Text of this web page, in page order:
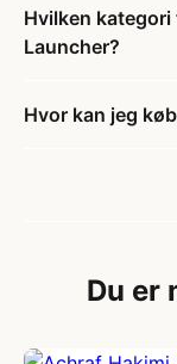
Hvilken
Launcher?
Hvor kan jeg
Du er